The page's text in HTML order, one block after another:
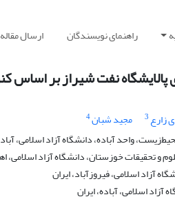
راهنمای نویسندگان ارسال مقاله
نفت شیراز بر اساس
زارع 3 مجید شبان4
واحد آباده، دانشگاه آزاد اسلامی،
خوزستان، دانشگاه آزاد اسلامی،
آزاد اسلامی، فیروزآباد، ایران
اسلامی، آباده، ایران